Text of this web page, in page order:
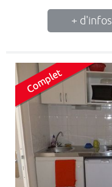
+ d'infos